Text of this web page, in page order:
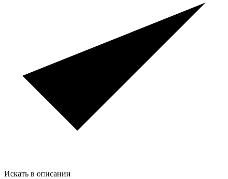
Искать в описании